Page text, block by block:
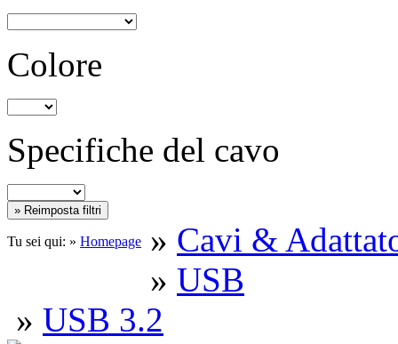
Colore
Specifiche del cavo
Tu sei qui: » Homepage » Cavi &
» USB
» USB 3.2